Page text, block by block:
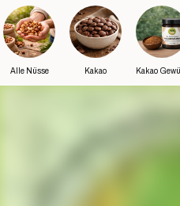
Alle Nüsse Kakao Kakao